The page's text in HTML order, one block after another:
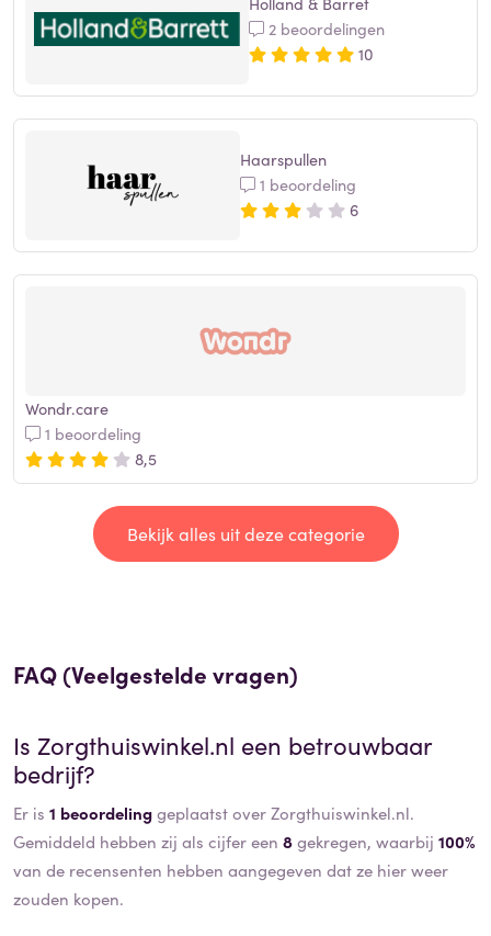
2 beoordelingen
10
Haarspullen
1 beoordeling
6
Wondr.care
1 beoordeling
8,5
Bekijk alles uit deze categorie
FAQ (Veelgestelde vragen)
Is Zorgthuiswinkel.nl een betrouwbaar
bedrijf?
Er is 1 beoordelinggeplaatst over Zorgthuiswinkel.nl.
Gemiddeld hebben zij als cijfer een 8gekregen, waarbij 100%
van de recensenten hebben aangegeven dat ze hier weer
zouden kopen.